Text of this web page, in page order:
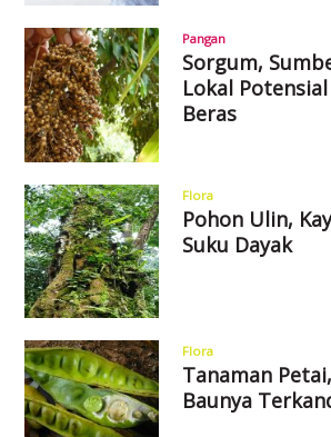
Pangan
Sorgum,
Lokal
Beras
Flora
Pohon Ulin,
Suku Dayak
Flora
Tanaman
Baunya